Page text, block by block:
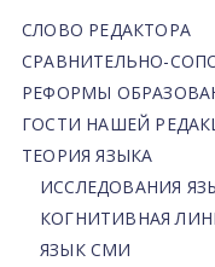
СЛОВО РЕДАКТОРА
СРАВНИТЕЛЬНО-
РЕФОРМЫ
ГОСТИ НАШЕЙ
ТЕОРИЯ ЯЗЫКА
ИССЛЕДОВАНИЯ
КОГНИТИВНАЯ
ЯЗЫК СМИ